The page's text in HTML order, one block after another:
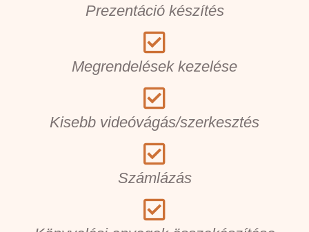
Prezentáció készítés
Megrendelések kezelése
Kisebb videóvágás/szerkesztés
Számlázás